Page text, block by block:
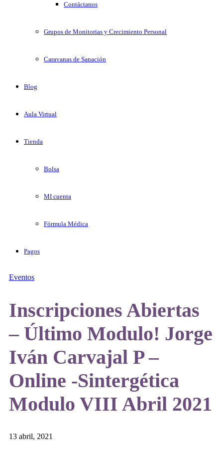
Contáctanos
Grupos de Monitorias y Crecimiento Personal
Caravanas de Sanación
Blog
Aula Virtual
Tienda
Bolsa
MI cuenta
Fórmula Médica
Pagos
Eventos
Inscripciones Abiertas
– Último Modulo! Jorge
Iván Carvajal P –
Online -Sintergética
Modulo VIII Abril 2021
13 abril, 2021